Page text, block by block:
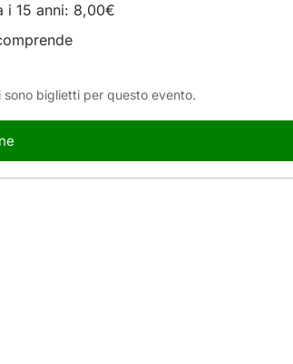
i 15 anni: 8,00€
sono biglietti per questo evento.